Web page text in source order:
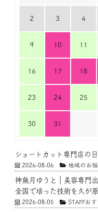
2 3 4
9 10 11
16 17 18
23 24 25
30 31
ショートカット専門店の
2026-08-06 地域のお
神無月ゆうと｜美容専門
全国で培った技術を久が
2026-08-05 STAFFお